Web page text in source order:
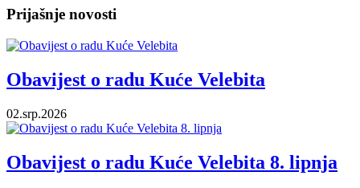
Prijašnje novosti
Obavijest o radu Kuće Velebita
02.srp.2026
Obavijest o radu Kuće Velebita 8. lipnja